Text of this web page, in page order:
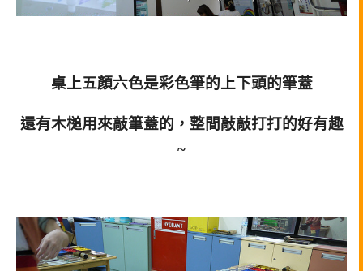
桌上五顏六色是彩色筆的上下頭的筆蓋
還有木槌用來敲筆蓋的，整間敲敲打打的好有趣
~